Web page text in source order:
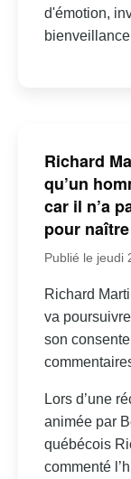
d'émotion,
Richard
qu’un
car il n’a
pour naître
Publié le jeudi
Richard
va
son
Lors d’une
animée par
québécois
commenté